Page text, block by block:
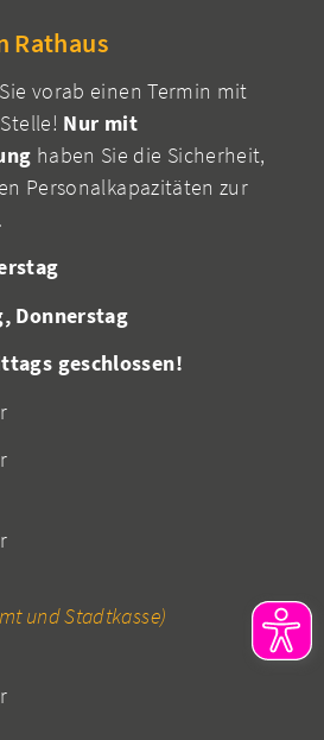
Rathaus
vorab einen Termin mit
Nur mit
haben Sie die Sicherheit,
Personalkapazitäten zur
Donnerstag
geschlossen!
und Stadtkasse)